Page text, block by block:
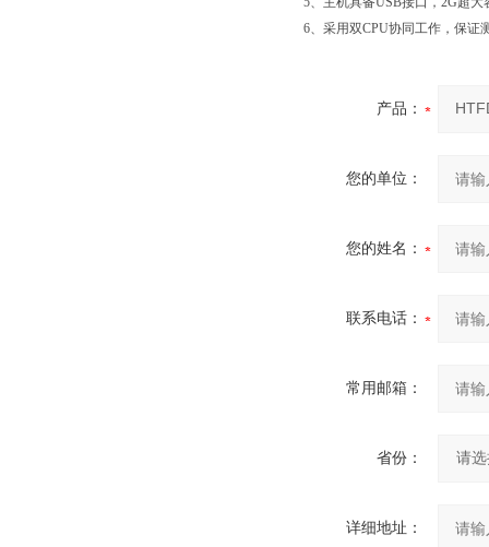
6、采用双CPU协同工作，保证
产品：
您的单位：
您的姓名：
联系电话：
常用邮箱：
省份：
详细地址：